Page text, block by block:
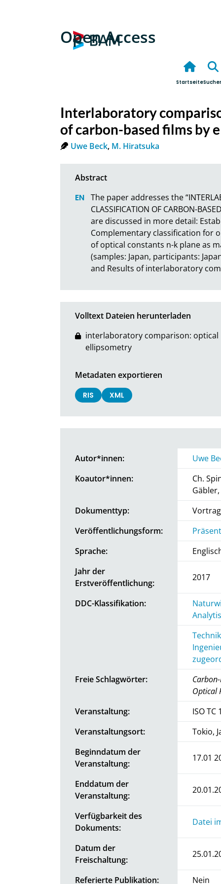
Open Access
Startseite
Interlaboratory
of carbon-based films by
Uwe Beck, M. Hiratsuka
The paper addresses the
CLASSIFICATION OF CARBON-
are discussed in more detail:
Complementary classification for
of optical constants n-k plane as
(samples: Japan, participants:
and Results of interlaboratory
Volltext Dateien herunterladen
interlaboratory comparison:
ellipsometry
Metadaten exportieren
RIS XML
Autor*innen:
Uwe
Koautor*innen:
Ch.
Dokumenttyp:
Vortrag
Veröffentlichungsform:
Sprache:
Jahr der
Erstveröffentlichung:
2017
DDC-Klassifikation:
Freie Schlagwörter:
Optical
Veranstaltung:
ISO
Veranstaltungsort:
Tokio,
Beginndatum der
Veranstaltung:
17.01
Enddatum der
Veranstaltung:
Verfügbarkeit des
Dokuments:
Datei
Datum der
Freischaltung:
Referierte Publikation: Nein